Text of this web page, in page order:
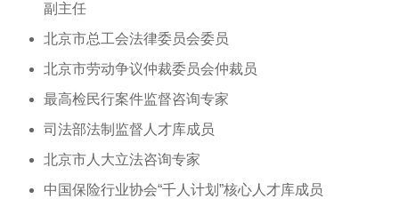
副主任
北京市总工会法律委员会委员
北京市劳动争议仲裁委员会仲裁员
最高检民行案件监督咨询专家
司法部法制监督人才库成员
北京市人大立法咨询专家
中国保险行业协会“千人计划”核心人才库成员